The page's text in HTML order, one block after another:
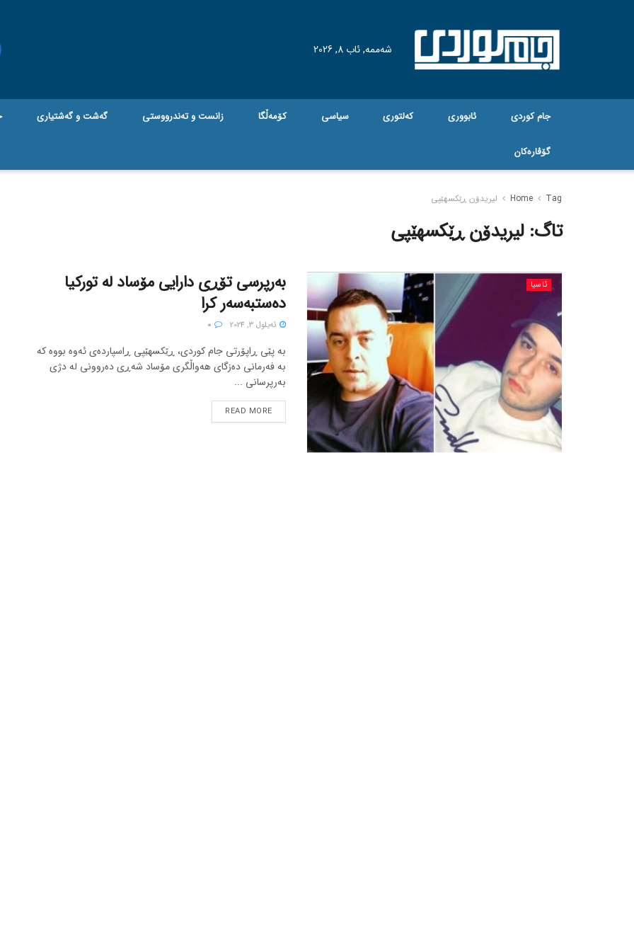
شەممە, ئاب 8, 2026
جام کوردی ئابووری کەلتوری سیاسی کۆمەڵگا زانست و تەندرووستی گه‌شت و گه‌شتیاری
گۆڤاره‌کان
Home Tag لیریدۆن ڕێکسهێپی
تاگ:لیریدۆن ڕێکسهێپی
ئاسیا
بەرپرسی تۆڕی دارایی مۆساد لە تورکیا
دەستبەسەر کرا
ئه‌یلول 3, 2024
بە پێی ڕاپۆرتی جام کوردی، ڕێکسهێپی ڕاسپاردەی ئەوە بووە کە
بە فەرمانی دەزگای هەواڵگری مۆساد شەڕی دەروونی لە دژی
بەرپرسانی ...
READ MORE